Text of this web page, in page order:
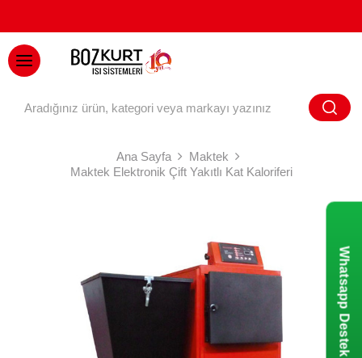
Ana Sayfa
Maktek
Maktek Elektronik Çift Yakıtlı Kat Kaloriferi
Whatsapp Destek